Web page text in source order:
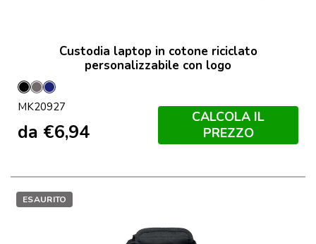
Custodia laptop in cotone riciclato
personalizzabile con logo
Nero
GreyMarineo
MK20927
da €6,94
CALCOLA IL
PREZZO
ESAURITO